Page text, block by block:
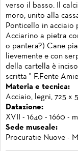
verso il basso. Il
moro, unito alla
Ponticello in acciaio
Acciarino a pietra
o pantera?) Cane
lievemente e con
della cartella è
scritta " F.Fente
Materia e tecnica:
Acciaio, legni, 725 x
Datazione:
XVII - 1640 - 1660 -
Sede museale:
Procuratie Nuove -